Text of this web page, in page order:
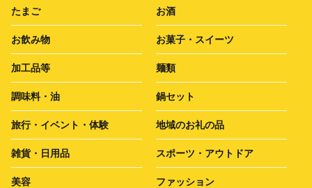
たまご お酒
お飲み物 お菓子・スイーツ
加工品等 麺類
調味料・油 鍋セット
旅行・イベント・体験 地域のお礼の品
雑貨・日用品 スポーツ・アウトドア
美容 ファッション